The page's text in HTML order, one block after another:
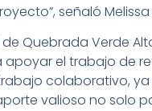
señaló Melissa
Quebrada Verde
el trabajo de
colaborativo,
valioso no solo